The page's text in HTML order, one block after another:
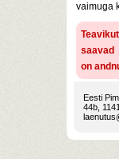
vaimuga
saavad
on
Eesti
44b,